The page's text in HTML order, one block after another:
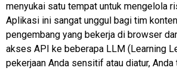
menyukai satu tempat untuk mengelola
Aplikasi ini sangat unggul bagi tim
pengembang yang bekerja di browser
akses API ke beberapa LLM (Learning
pekerjaan Anda sensitif atau diatur,